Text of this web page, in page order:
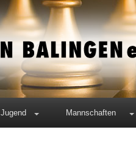
Jugend Mannschaften